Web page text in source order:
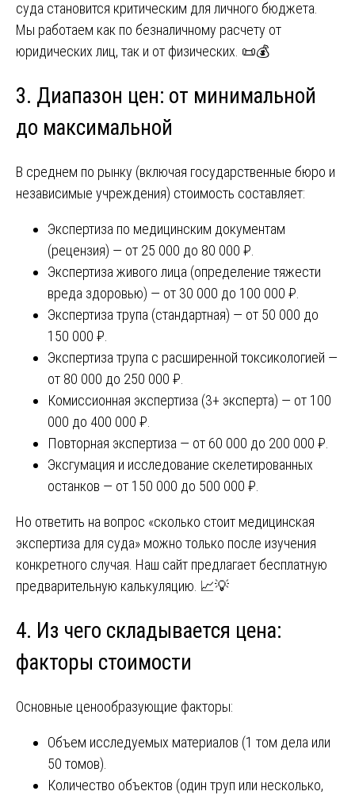
суда становится критическим для личного бюджета.
Мы работаем как по безналичному расчету от
юридических лиц, так и от физических. 📜💰
3. Диапазон цен: от минимальной
до максимальной
В среднем по рынку (включая государственные бюро и
независимые учреждения) стоимость составляет:
Экспертиза по медицинским документам
(рецензия) — от 25 000 до 80 000 ₽.
Экспертиза живого лица (определение тяжести
вреда здоровью) — от 30 000 до 100 000 ₽.
Экспертиза трупа (стандартная) — от 50 000 до
150 000 ₽.
Экспертиза трупа с расширенной токсикологией —
от 80 000 до 250 000 ₽.
Комиссионная экспертиза (3+ эксперта) — от 100
000 до 400 000 ₽.
Повторная экспертиза — от 60 000 до 200 000 ₽.
Эксгумация и исследование скелетированных
останков — от 150 000 до 500 000 ₽.
Но ответить на вопрос «сколько стоит медицинская
экспертиза для суда» можно только после изучения
конкретного случая. Наш сайт предлагает бесплатную
предварительную калькуляцию. 📈💡
4. Из чего складывается цена:
факторы стоимости
Основные ценообразующие факторы:
Объем исследуемых материалов (1 том дела или
50 томов).
Количество объектов (один труп или несколько,